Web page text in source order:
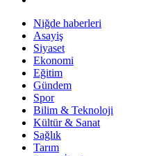
Niğde haberleri
Asayiş
Siyaset
Ekonomi
Eğitim
Gündem
Spor
Bilim & Teknoloji
Kültür & Sanat
Sağlık
Tarım